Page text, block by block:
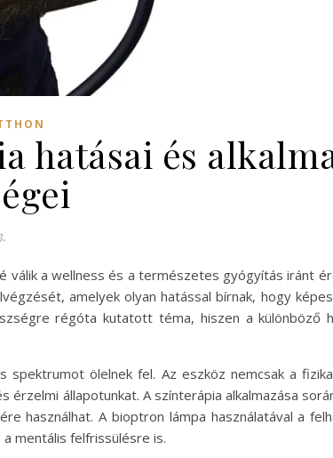
hatásai és
a wellness és a természetes gyógyítás iránt
amelyek olyan hatással bírnak, hogy
régóta kutatott téma, hiszen a különböző
ölelnek fel. Az eszköz nemcsak a
állapotunkat. A színterápia alkalmazása
használhat. A bioptron lámpa használatával a
mentális felfrissülésre is.